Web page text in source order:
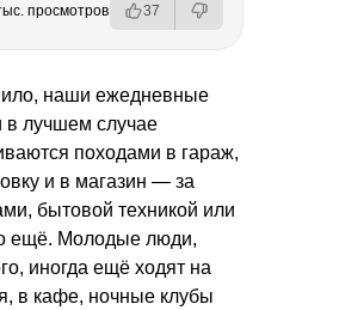
просмотров 37
наши ежедневные
в лучшем случае
походами в гараж,
и в магазин — за
бытовой техникой или
ещё. Молодые люди,
иногда ещё ходят на
в кафе, ночные клубы